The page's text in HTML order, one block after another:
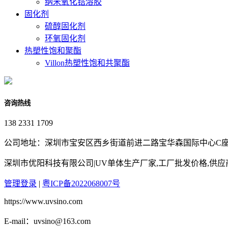
固化剂
硫醇固化剂
环氧固化剂
热塑性饱和聚酯
Villon热塑性饱和共聚酯
咨询热线
138 2331 1709
公司地址：深圳市宝安区西乡街道前进二路宝华森国际中心C
深圳市优阳科技有限公司|UV单体生产厂家,工厂批发价格,供应
管理登录 | 粤ICP备2022068007号
https://www.uvsino.com
E-mail：uvsino@163.com